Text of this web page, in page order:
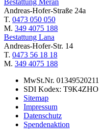
Andreas-Hofer-Straße 24a
T. 0473 050 050
M. 349 4075 188
Bestattung Lana
Andreas-Hofer-Str. 14
T. 0473 56 18 18
M. 349 4075 188
MwSt.Nr. 01349520211
SDI Kodex: T9K4ZHO
Sitemap
Impressum
Datenschutz
Spendenaktion